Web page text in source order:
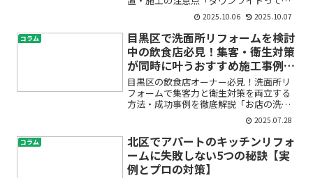
何？」「穴径や配置の決め方がわからな
い…」「断熱材がある天井でも使える
の？」——初めての方には、現場で飛び
交う用語や決めごとが難しく感じ...
2025.10.06 2025.10.07
コラム
目黒区で洗面所リフォームを検討
中の飲食店必見！集客・衛生対策
が同時に叶うおすすめ施工事例5
選
目黒区の飲食店オーナー必見！洗面所リ
フォームで集客力と衛生対策を両立する
方法・成功事例を徹底解説「お店の洗面
所に清潔感がなくて不安」「お客様から
の印象を良くしたいけれど、どこからリ
フォームを考えればよいのか分からな
い」「水回りのトラブルや古...
2025.07.28
コラム
北区でアパートのキッチンリフォ
ームに失敗しない5つの秘訣【実
例とプロの対策】